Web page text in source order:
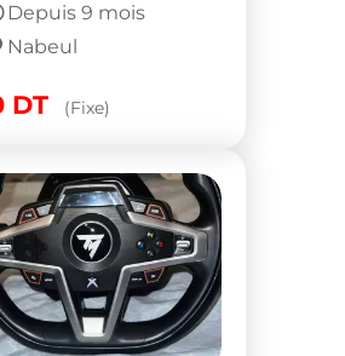
Depuis 9 mois
Nabeul
DT (Fixe)